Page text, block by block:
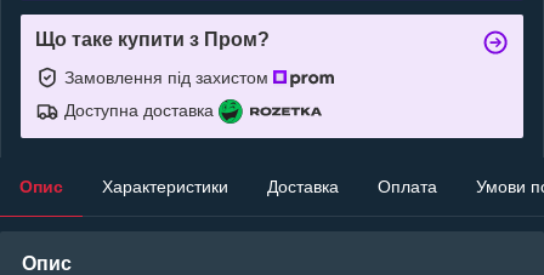
Що таке купити з Пром?
Замовлення під захистом
Доступна доставка
Опис Характеристики Доставка Оплата Умови
Опис